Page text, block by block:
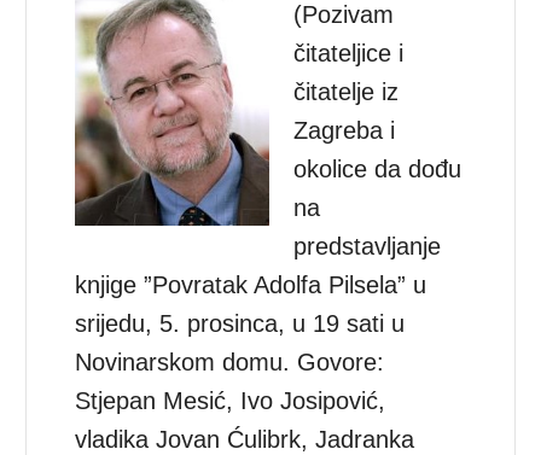
(Pozivam
čitateljice i
čitatelje iz
Zagreba i
okolice da dođu
na
predstavljanje
knjige ”Povratak Adolfa Pilsela” u
srijedu, 5. prosinca, u 19 sati u
Novinarskom domu. Govore:
Stjepan Mesić, Ivo Josipović,
vladika Jovan Ćulibrk, Jadranka